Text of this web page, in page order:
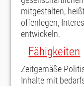
mitgestalten,
offenlegen,
entwickeln.
Fähigkeiten
Zeitgemäße
Inhalte mit